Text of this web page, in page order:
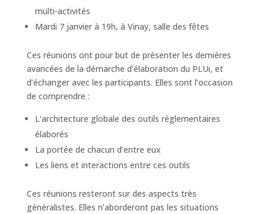
multi-activités
Mardi 7 janvier à 19h, à Vinay, salle des fêtes
Ces réunions ont pour but de présenter les dernières
avancées de la démarche d’élaboration du PLUi, et
d’échanger avec les participants. Elles sont l’occasion
de comprendre :
L’architecture globale des outils règlementaires
élaborés
La portée de chacun d’entre eux
Les liens et interactions entre ces outils
Ces réunions resteront sur des aspects très
généralistes. Elles n’aborderont pas les situations